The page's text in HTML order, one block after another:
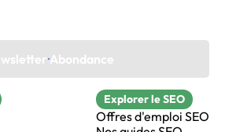
Abondance
Explorer le SEO
Offres d'emploi SEO